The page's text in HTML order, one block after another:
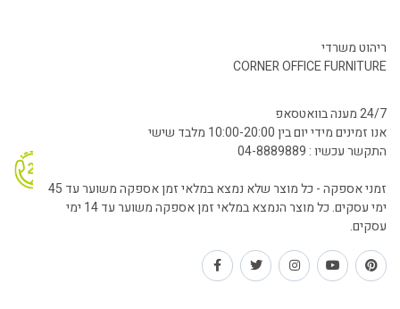
ריהוט משרדי
CORNER OFFICE FURNITURE
24/7 מענה בוואטסאפ
אנו זמינים מידי יום בין 10:00-20:00 מלבד שישי
התקשר עכשיו : 04-8889889
זמני אספקה - כל מוצר שלא נמצא במלאי זמן אספקה משוער עד 45
ימי עסקים. כל מוצר הנמצא במלאי זמן אספקה משוער עד 14 ימי
עסקים.